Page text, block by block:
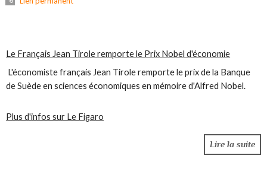
Le Français Jean Tirole remporte le Prix Nobel d'économie
L'économiste français Jean Tirole remporte le prix de la Banque
de Suède en sciences économiques en mémoire d'Alfred Nobel.
Plus d'infos sur Le Figaro
Lire la suite